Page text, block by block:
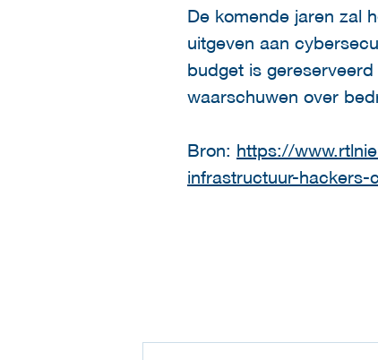
De komende jaren zal
uitgeven aan
budget is
waarschuwen over
Bron: https://
infrastructuur-hackers-